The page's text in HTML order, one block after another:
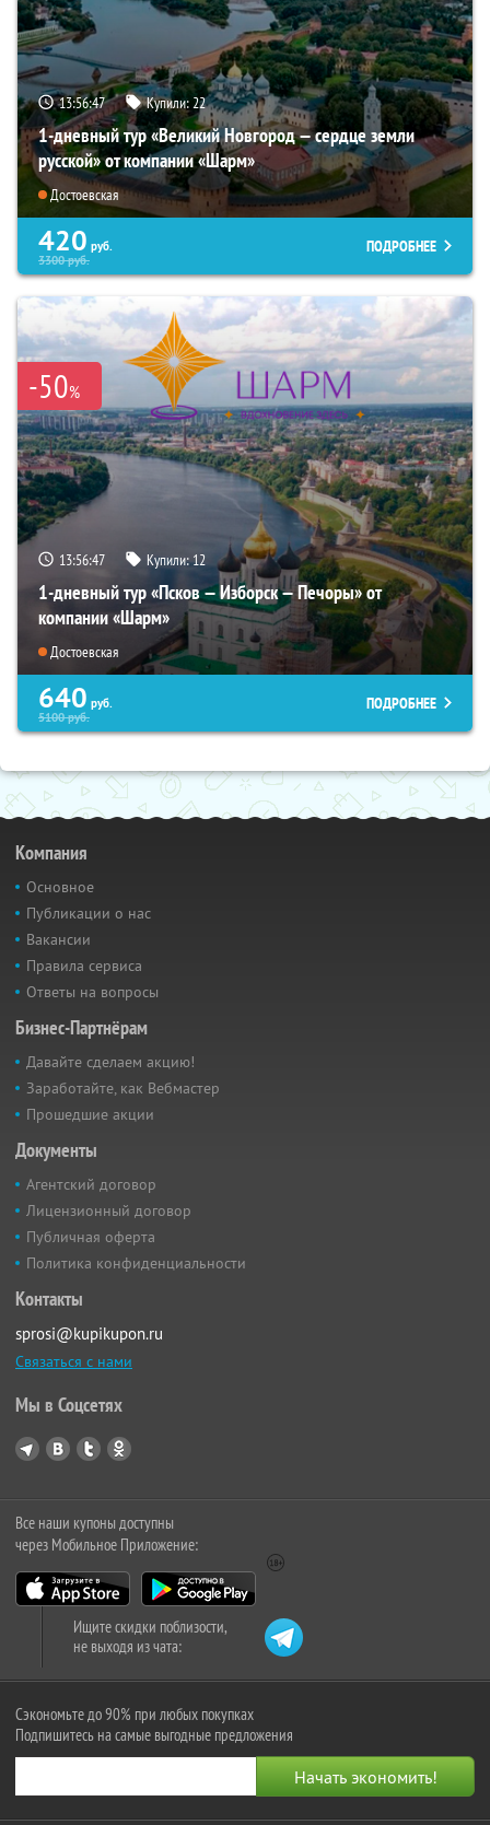
13:56:45 Купили:22
1-дневный тур «Великий Новгород — сердце земли
русской» от компании «Шарм»
Достоевская
420 руб.
3300руб.
ПОДРОБНЕЕ
-50%
13:56:45 Купили:12
1-дневный тур «Псков — Изборск — Печоры» от
компании «Шарм»
Достоевская
640 руб.
5100руб.
ПОДРОБНЕЕ
Компания
Основное
Публикации о нас
Вакансии
Правила сервиса
Ответы на вопросы
Бизнес-Партнёрам
Давайте сделаем акцию!
Заработайте, как Вебмастер
Прошедшие акции
Документы
Агентский договор
Лицензионный договор
Публичная оферта
Политика конфиденциальности
Контакты
sprosi@kupikupon.ru
Связаться с нами
Мы в Соцсетях
Все наши купоны доступны
через Мобильное Приложение:
Ищите скидки поблизости,
не выходя из чата:
Сэкономьте до 90% при любых покупках
Подпишитесь на самые выгодные предложения